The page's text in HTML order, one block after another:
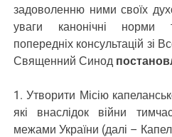
задоволенню ними своїх
уваги канонічні норми
попередніх консультацій зі
Священний Синод
1. Утворити Місію
які внаслідок війни
межами України (далі –